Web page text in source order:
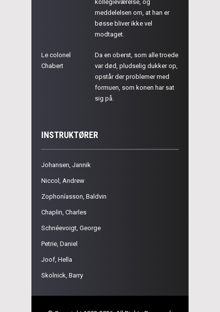
kollegieværelse, og
meddelelsen om, at han er
bøsse bliver ikke vel
modtaget.
Le colonel
Chabert
Da en oberst, som alle troede
var død, pludselig dukker op,
opstår der problemer med
formuen, som konen har sat
sig på.
INSTRUKTØRER
Johansen, Jannik
Niccol, Andrew
Zophoníasson, Baldvin
Chaplin, Charles
Schnéevoigt, George
Petrie, Daniel
Joof, Hella
Skolnick, Barry